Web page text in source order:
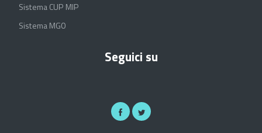
Sistema CUP MIP
Sistema MGO
Seguici su